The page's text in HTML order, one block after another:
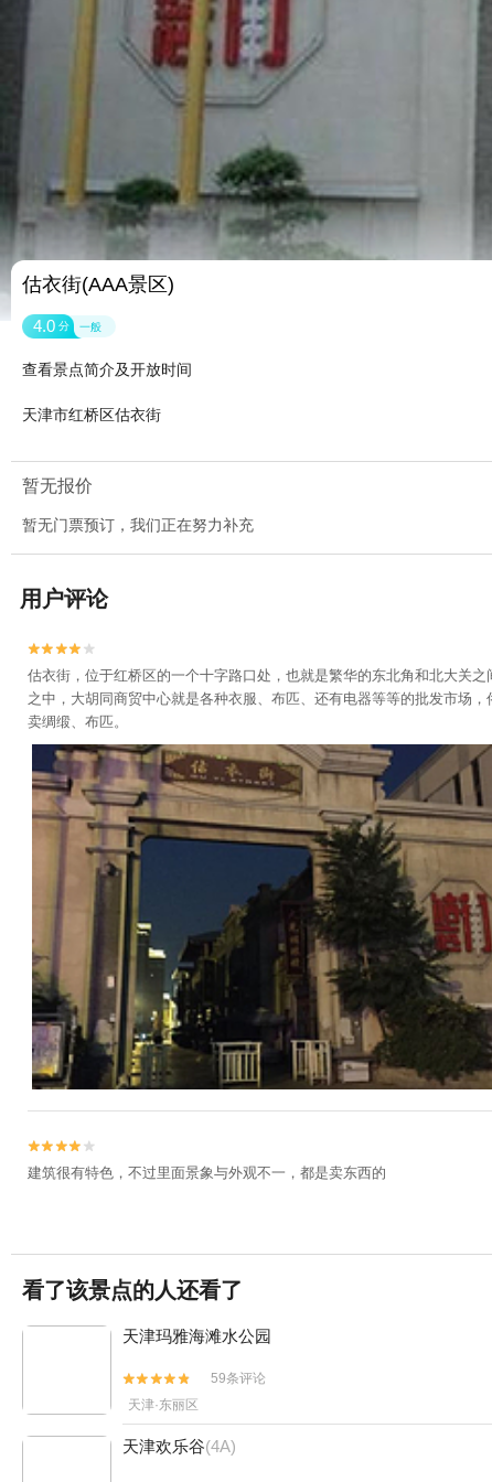
估衣街(AAA景区)
4.0 分 一般
查看景点简介及开放时间
天津市红桥区估衣街
暂无报价
暂无门票预订，我们正在努力补充
用户评论


估衣街，位于红桥区的一个十字路口处，也就是繁华的东北角和北大关
之中，大胡同商贸中心就是各种衣服、布匹、还有电器等等的批发市场
卖绸缎、布匹。
看了该景点的人还看了
天津玛雅海滩水公园


59条评论
天津·东丽区